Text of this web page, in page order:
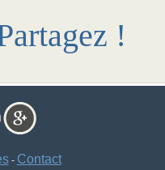
!
- Contact